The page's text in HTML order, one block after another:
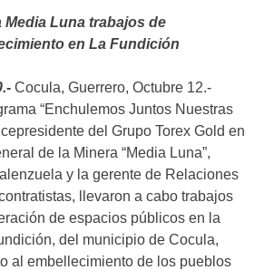
Media Luna trabajos de
en La Fundición
Cocula, Guerrero, Octubre 12.-
“Enchulemos Juntos Nuestras
del Grupo Torex Gold en
de la Minera “Media Luna”,
y la gerente de Relaciones
llevaron a cabo trabajos
de espacios públicos en la
del municipio de Cocula,
al embellecimiento de los pueblos